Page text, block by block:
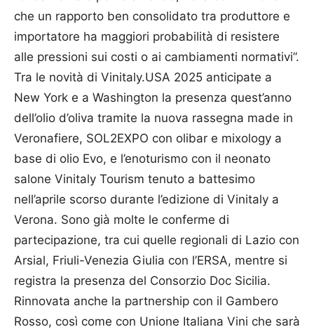
che un rapporto ben consolidato tra produttore e
importatore ha maggiori probabilità di resistere
alle pressioni sui costi o ai cambiamenti normativi”.
Tra le novità di Vinitaly.USA 2025 anticipate a
New York e a Washington la presenza quest’anno
dell’olio d’oliva tramite la nuova rassegna made in
Veronafiere, SOL2EXPO con olibar e mixology a
base di olio Evo, e l’enoturismo con il neonato
salone Vinitaly Tourism tenuto a battesimo
nell’aprile scorso durante l’edizione di Vinitaly a
Verona. Sono già molte le conferme di
partecipazione, tra cui quelle regionali di Lazio con
Arsial, Friuli-Venezia Giulia con l’ERSA, mentre si
registra la presenza del Consorzio Doc Sicilia.
Rinnovata anche la partnership con il Gambero
Rosso, così come con Unione Italiana Vini che sarà